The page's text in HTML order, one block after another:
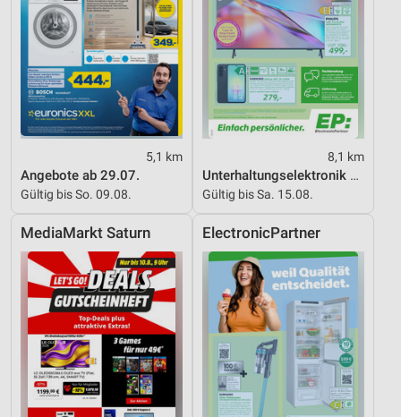
5,1 km
Angebote ab 29.07.
Gültig bis So. 09.08.
8,1 km
Unterhaltungselektronik 08/2026
Gültig bis Sa. 15.08.
MediaMarkt Saturn ElectronicPartner